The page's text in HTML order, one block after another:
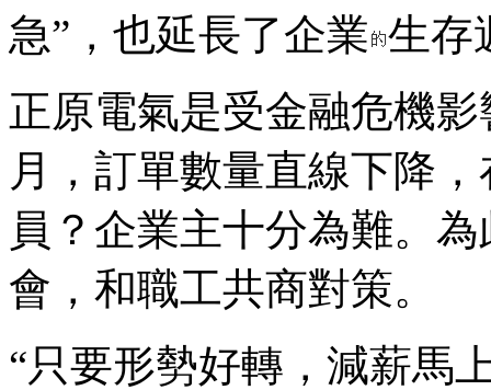
急”，也延長了企業 生存
正原電氣是受金融危機
月，訂單數量直線下降
員？企業主十分為難。
會，和職工共商對策。
“只要形勢好轉，減薪馬